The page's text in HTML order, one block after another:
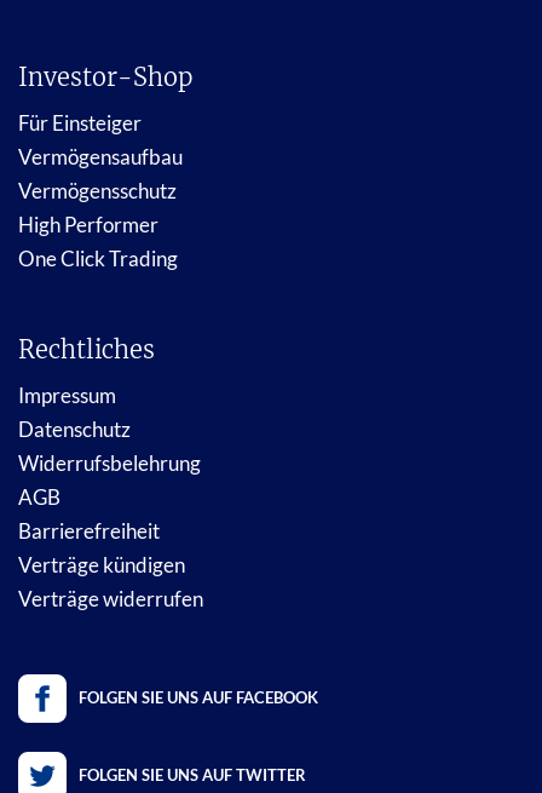
Investor-Shop
Für Einsteiger
Vermögensaufbau
Vermögensschutz
High Performer
One Click Trading
Rechtliches
Impressum
Datenschutz
Widerrufsbelehrung
AGB
Barrierefreiheit
Verträge kündigen
Verträge widerrufen
FOLGEN SIE UNS AUF FACEBOOK
FOLGEN SIE UNS AUF TWITTER